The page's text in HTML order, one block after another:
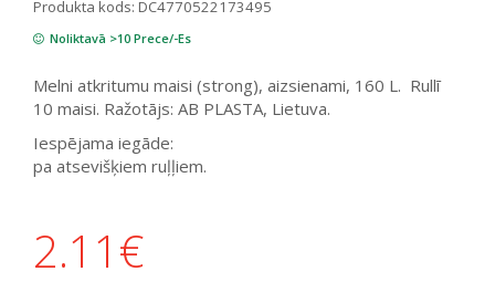
Produkta kods: DC4770522173495
Noliktavā >10 Prece/-Es
Melni atkritumu maisi (strong), aizsienami, 160 L. Rullī
10 maisi. Ražotājs: AB PLASTA, Lietuva.
Iespējama iegāde:
pa atsevišķiem ruļļiem.
2.11 €